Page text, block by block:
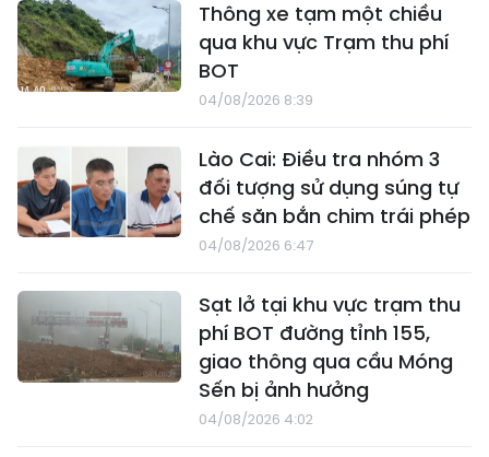
Thông xe tạm một chiều
qua khu vực Trạm thu phí
BOT
04/08/2026 8:39
Lào Cai: Điều tra nhóm 3
đối tượng sử dụng súng tự
chế săn bắn chim trái phép
04/08/2026 6:47
Sạt lở tại khu vực trạm thu
phí BOT đường tỉnh 155,
giao thông qua cầu Móng
Sến bị ảnh hưởng
04/08/2026 4:02